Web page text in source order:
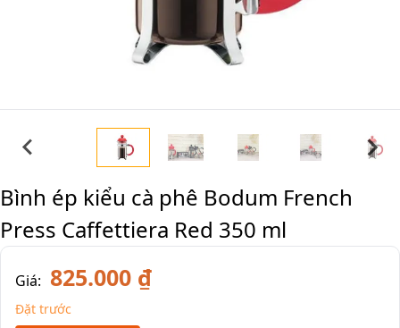
Bình ép kiểu cà phê Bodum French
Press Caffettiera Red 350 ml
Giá: 825.000 ₫
Đặt trước